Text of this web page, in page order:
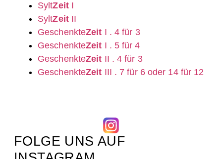
SyltZeitI
SyltZeitII
GeschenkteZeit I . 4 für 3
GeschenkteZeit I . 5 für 4
GeschenkteZeit II . 4 für 3
GeschenkteZeit III . 7 für 6 oder 14 für 12
FOLGE UNS AUF